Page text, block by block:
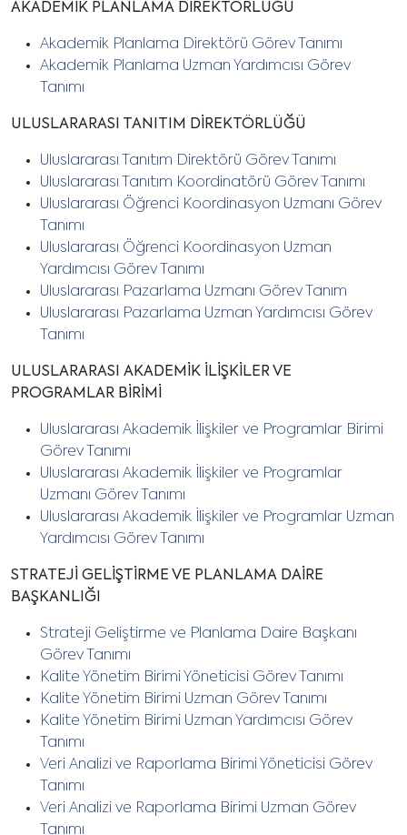
AKADEMİK PLANLAMA DİREKTÖRLÜĞÜ
Akademik Planlama Direktörü Görev Tanımı
Akademik Planlama Uzman Yardımcısı Görev
Tanımı
ULUSLARARASI TANITIM DİREKTÖRLÜĞÜ
Uluslararası Tanıtım Direktörü Görev Tanımı
Uluslararası Tanıtım Koordinatörü Görev Tanımı
Uluslararası Öğrenci Koordinasyon Uzmanı Görev
Tanımı
Uluslararası Öğrenci Koordinasyon Uzman
Yardımcısı Görev Tanımı
Uluslararası Pazarlama Uzmanı Görev Tanım
Uluslararası Pazarlama Uzman Yardımcısı Görev
Tanımı
ULUSLARARASI AKADEMİK İLİŞKİLER VE
PROGRAMLAR BİRİMİ
Uluslararası Akademik İlişkiler ve Programlar Birimi
Görev Tanımı
Uluslararası Akademik İlişkiler ve Programlar
Uzmanı Görev Tanımı
Uluslararası Akademik İlişkiler ve Programlar Uzman
Yardımcısı Görev Tanımı
STRATEJİ GELİŞTİRME VE PLANLAMA DAİRE
BAŞKANLIĞI
Strateji Geliştirme ve Planlama Daire Başkanı
Görev Tanımı
Kalite Yönetim Birimi Yöneticisi Görev Tanımı
Kalite Yönetim Birimi Uzman Görev Tanımı
Kalite Yönetim Birimi Uzman Yardımcısı Görev
Tanımı
Veri Analizi ve Raporlama Birimi Yöneticisi Görev
Tanımı
Veri Analizi ve Raporlama Birimi Uzman Görev
Tanımı